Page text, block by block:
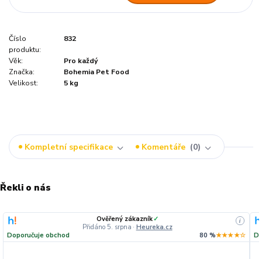
Číslo
produktu:
832
Věk:
Pro každý
Značka:
Bohemia Pet Food
Velikost:
5 kg
Kompletní specifikace Komentáře 0
Řekli o nás
Ověřený zákazník✓
Přidáno 5. srpna · Heureka.cz
i
Doporučuje obchod 80 %★★★★☆